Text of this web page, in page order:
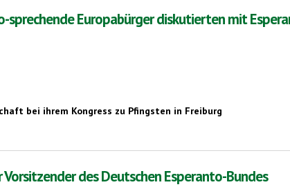
sprechende Europabürger diskutierten mit
bei ihrem Kongress zu Pfingsten in Freiburg
Europabürger diskutierten mit Esperanto-sprechenden Europapolitikern
des Deutschen Esperanto-Bundes